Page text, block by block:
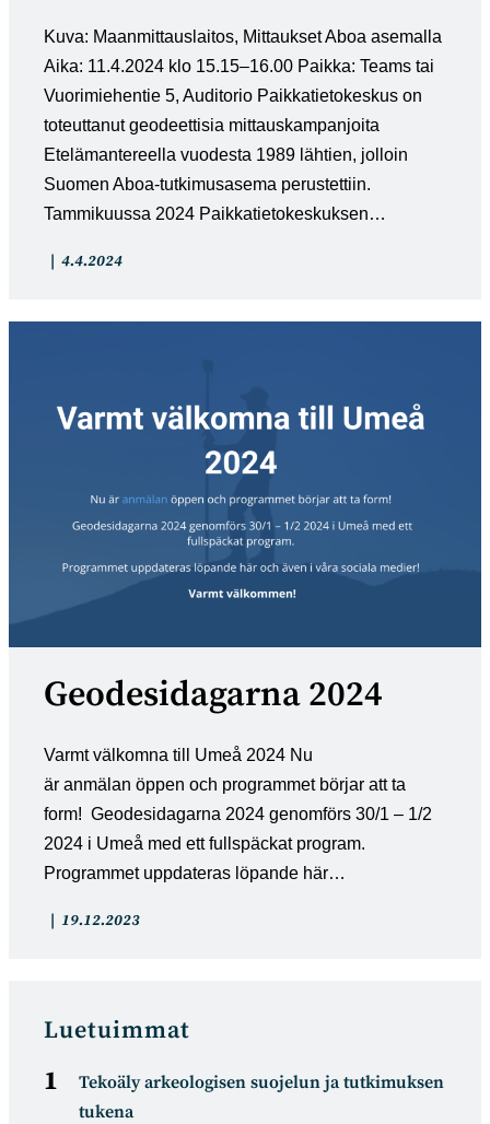
Kuva: Maanmittauslaitos, Mittaukset Aboa asemalla
Aika: 11.4.2024 klo 15.15–16.00 Paikka: Teams tai
Vuorimiehentie 5, Auditorio Paikkatietokeskus on
toteuttanut geodeettisia mittauskampanjoita
Etelämantereella vuodesta 1989 lähtien, jolloin
Suomen Aboa-tutkimusasema perustettiin.
Tammikuussa 2024 Paikkatietokeskuksen…
Artikkelin
Artikkeli
4.4.2024
Geodesidagarna 2024
Varmt välkomna till Umeå 2024 Nu
är anmälan öppen och programmet börjar att ta
form! Geodesidagarna 2024 genomförs 30/1 – 1/2
2024 i Umeå med ett fullspäckat program.
Programmet uppdateras löpande här…
Artikkelin
Artikkeli
19.12.2023
Luetuimmat
Tekoäly arkeologisen suojelun ja tutkimuksen
tukena